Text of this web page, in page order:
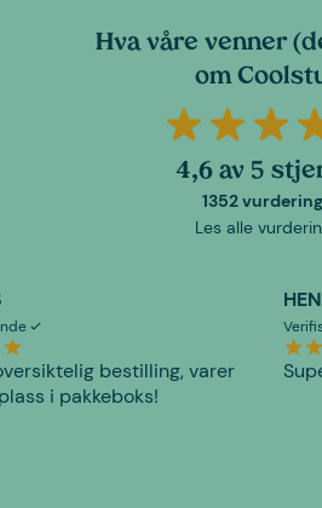
Hva våre venner
om
4,6 av 5
1352
Les alle
bestilling, varer
i pakkeboks!